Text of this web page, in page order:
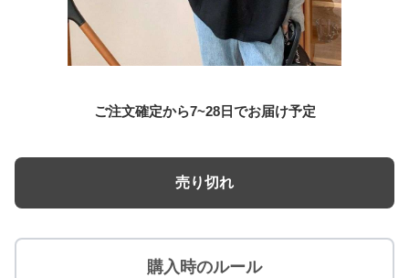
ご注文確定から7~28日でお届け予定
売り切れ
購入時のルール